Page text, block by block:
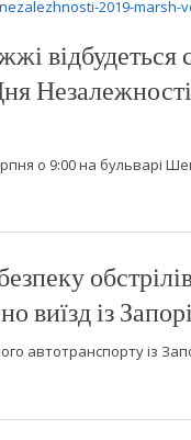
відбудеться
о 9:00 на бульварі
виїзд із
автотранспорту із